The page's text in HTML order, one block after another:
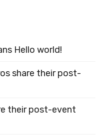
Hello world!
share their post-
their post-event